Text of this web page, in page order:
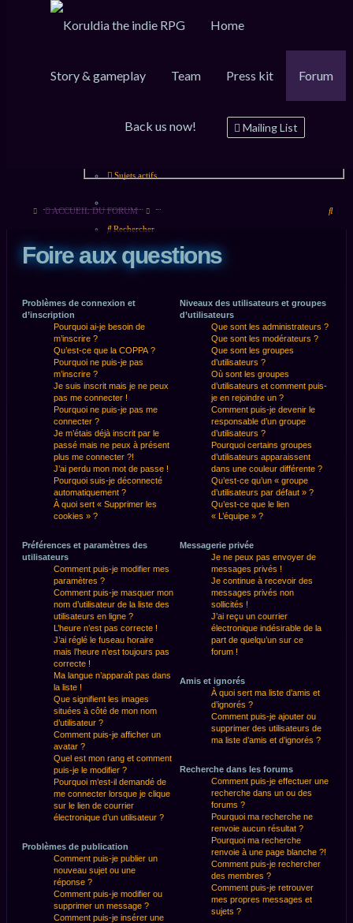
Home
Story & gameplay Team Press kit Forum
Mailing List
Back us now!
Raccourcis
Messages non lus
Sujets actifs
Rechercher
Connexion
Inscription
ACCUEIL DU FORUM
Foire aux questions
Problèmes de connexion et
d’inscription
Pourquoi ai-je besoin de
m’inscrire ?
Qu’est-ce que la COPPA ?
Pourquoi ne puis-je pas
m’inscrire ?
Je suis inscrit mais je ne peux
pas me connecter !
Pourquoi ne puis-je pas me
connecter ?
Je m’étais déjà inscrit par le
passé mais ne peux à présent
plus me connecter ?!
J’ai perdu mon mot de passe !
Pourquoi suis-je déconnecté
automatiquement ?
À quoi sert « Supprimer les
cookies » ?
Préférences et paramètres des
utilisateurs
Comment puis-je modifier mes
paramètres ?
Comment puis-je masquer mon
nom d’utilisateur de la liste des
utilisateurs en ligne ?
L’heure n’est pas correcte !
J’ai réglé le fuseau horaire
mais l’heure n’est toujours pas
correcte !
Ma langue n’apparaît pas dans
la liste !
Que signifient les images
situées à côté de mon nom
d’utilisateur ?
Comment puis-je afficher un
avatar ?
Quel est mon rang et comment
puis-je le modifier ?
Pourquoi m’est-il demandé de
me connecter lorsque je clique
sur le lien de courrier
électronique d’un utilisateur ?
Problèmes de publication
Comment puis-je publier un
nouveau sujet ou une
réponse ?
Comment puis-je modifier ou
supprimer un message ?
Comment puis-je insérer une
Niveaux des utilisateurs et groupes
d’utilisateurs
Que sont les administrateurs ?
Que sont les modérateurs ?
Que sont les groupes
d’utilisateurs ?
Où sont les groupes
d’utilisateurs et comment puis-
je en rejoindre un ?
Comment puis-je devenir le
responsable d’un groupe
d’utilisateurs ?
Pourquoi certains groupes
d’utilisateurs apparaissent
dans une couleur différente ?
Qu’est-ce qu’un « groupe
d’utilisateurs par défaut » ?
Qu’est-ce que le lien
« L’équipe » ?
Messagerie privée
Je ne peux pas envoyer de
messages privés !
Je continue à recevoir des
messages privés non
sollicités !
J’ai reçu un courrier
électronique indésirable de la
part de quelqu’un sur ce
forum !
Amis et ignorés
À quoi sert ma liste d’amis et
d’ignorés ?
Comment puis-je ajouter ou
supprimer des utilisateurs de
ma liste d’amis et d’ignorés ?
Recherche dans les forums
Comment puis-je effectuer une
recherche dans un ou des
forums ?
Pourquoi ma recherche ne
renvoie aucun résultat ?
Pourquoi ma recherche
renvoie à une page blanche ?!
Comment puis-je rechercher
des membres ?
Comment puis-je retrouver
mes propres messages et
sujets ?